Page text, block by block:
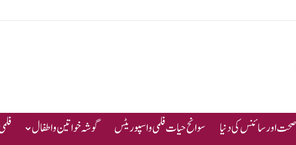
صحت اور سائنس کی دنیا سوانح حیات فلمی و اسپوریٹس گوشہ خواتین و اطفال